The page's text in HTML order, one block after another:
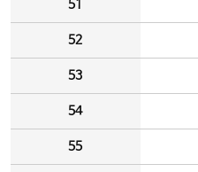
51
52
53
54
55